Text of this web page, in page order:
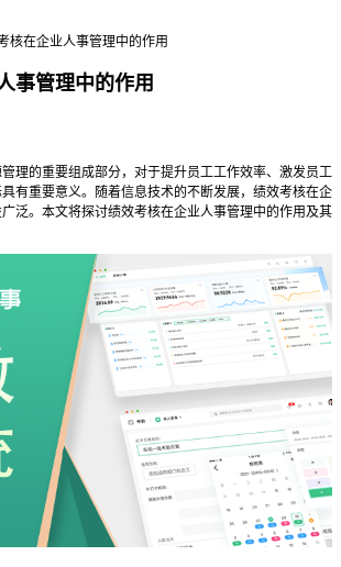
核在企业人事管理中的作用
事管理中的作用
理的重要组成部分，对于提升员工工作效率、激发员工
有重要意义。随着信息技术的不断发展，绩效考核在企
泛。本文将探讨绩效考核在企业人事管理中的作用及其